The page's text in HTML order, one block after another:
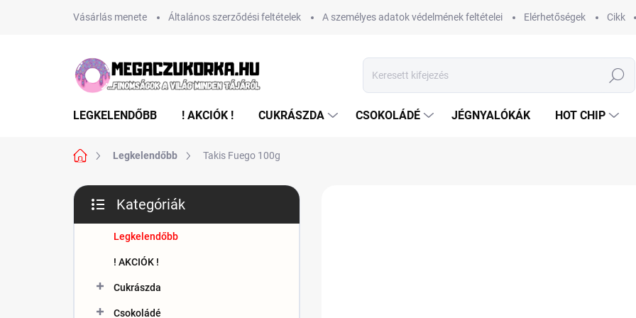
Vásárlás menete Általános szerződési feltételek A személyes adatok védelmének feltételei Elérhetőségek Cikk
Keresés
LEGKELENDŐBB ! AKCIÓK ! CUKRÁSZDA CSOKOLÁDÉ JÉGNYALÓKÁK HOT CHIP
KezdőlapLegkelendőbb Takis Fuego 100g
O
d
átugrása
Kategóriák
Legkelendőbb
! AKCIÓK !
Cukrászda
Csokoládé